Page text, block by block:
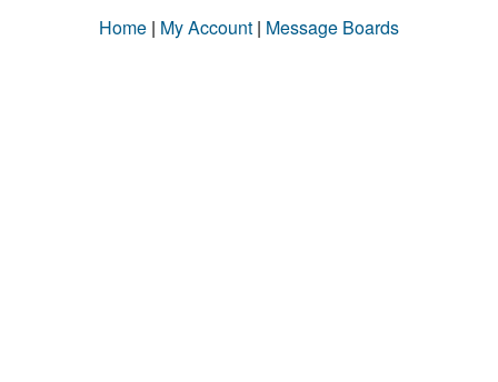
Home | My Account | Message Boards